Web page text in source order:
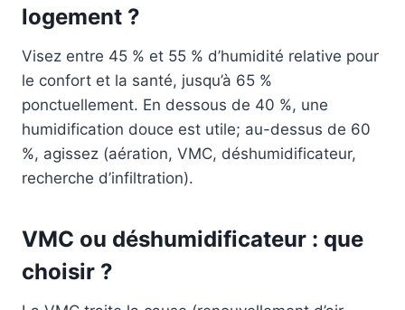
logement ?
Visez entre 45 % et 55 % d’humidité relative pour
le confort et la santé, jusqu’à 65 %
ponctuellement. En dessous de 40 %, une
humidification douce est utile; au-dessus de 60
%, agissez (aération, VMC, déshumidificateur,
recherche d’infiltration).
VMC ou déshumidificateur : que
choisir ?